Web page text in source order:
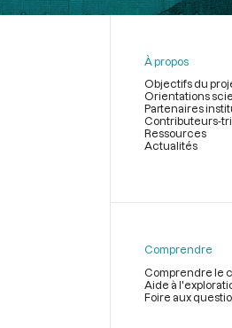
page
À propos
Objectifs du
Orientations
Partenaires
Contributeurs-
Ressources
Actualités
Comprendre
Comprendre le
Aide à
Foire aux